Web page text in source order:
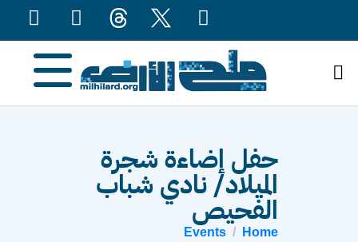
حفل إضاءة شجرة
الميلاد/ نادي شباب
الفحيص
Home
Events